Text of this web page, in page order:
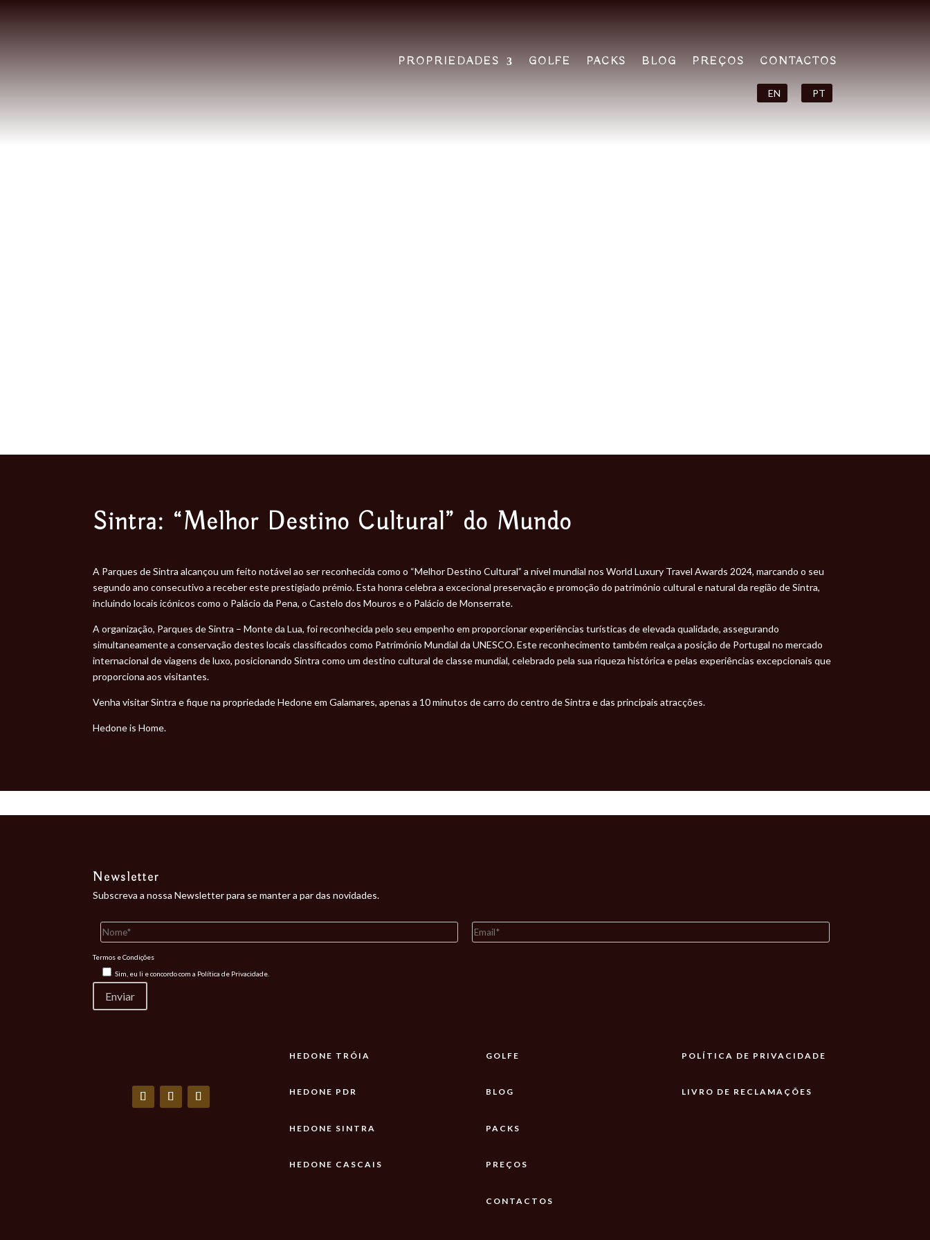
PROPRIEDADES GOLFE PACKS BLOG PREÇOS CONTACTOS
EN PT
Sintra: “Melhor Destino Cultural” do Mundo
A Parques de Sintra alcançou um feito notável ao ser reconhecida como o “Melhor Destino Cultural” a nível mundial nos World Luxury Travel Awards 2024, marcando o seu
segundo ano consecutivo a receber este prestigiado prémio. Esta honra celebra a excecional preservação e promoção do património cultural e natural da região de Sintra,
incluindo locais icónicos como o Palácio da Pena, o Castelo dos Mouros e o Palácio de Monserrate.
A organização, Parques de Sintra – Monte da Lua, foi reconhecida pelo seu empenho em proporcionar experiências turísticas de elevada qualidade, assegurando
simultaneamente a conservação destes locais classificados como Património Mundial da UNESCO. Este reconhecimento também realça a posição de Portugal no mercado
internacional de viagens de luxo, posicionando Sintra como um destino cultural de classe mundial, celebrado pela sua riqueza histórica e pelas experiências excepcionais que
proporciona aos visitantes.
Venha visitar Sintra e fique na propriedade Hedone em Galamares, apenas a 10 minutos de carro do centro de Sintra e das principais atracções.
Hedone is Home.
Newsletter
Subscreva a nossa Newsletter para se manter a par das novidades.
Termos e Condições
Sim, eu li e concordo com a Política de Privacidade.
HEDONE TRÓIA
HEDONE PDR
HEDONE SINTRA
HEDONE CASCAIS
GOLFE
BLOG
PACKS
PREÇOS
CONTACTOS
POLÍTICA DE PRIVACIDADE
LIVRO DE RECLAMAÇÕES